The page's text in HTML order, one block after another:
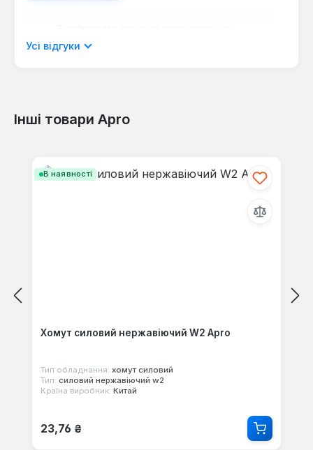
мовою.
Відгуків не знайдено. Поділіться
Усі відгуки
Інші товари Apro
В наявності
Хомут силовий нержавіючий W2 Apro
Тип обладнання: хомут силовий
Тип: силовий нержавіючий w2
Країна виробник: Китай
Звичайна ціна:
23,76 ₴